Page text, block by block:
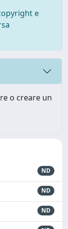
e
o creare un
ND
ND
ND